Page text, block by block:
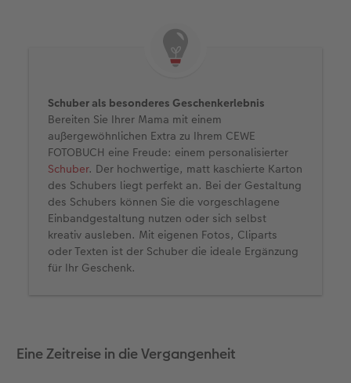
Schuber als besonderes Geschenkerlebnis
Bereiten Sie Ihrer Mama mit einem
außergewöhnlichen Extra zu Ihrem CEWE
FOTOBUCH eine Freude: einem personalisierter
Schuber. Der hochwertige, matt kaschierte Karton
des Schubers liegt perfekt an. Bei der Gestaltung
des Schubers können Sie die vorgeschlagene
Einbandgestaltung nutzen oder sich selbst
kreativ ausleben. Mit eigenen Fotos, Cliparts
oder Texten ist der Schuber die ideale Ergänzung
für Ihr Geschenk.
Eine Zeitreise in die Vergangenheit